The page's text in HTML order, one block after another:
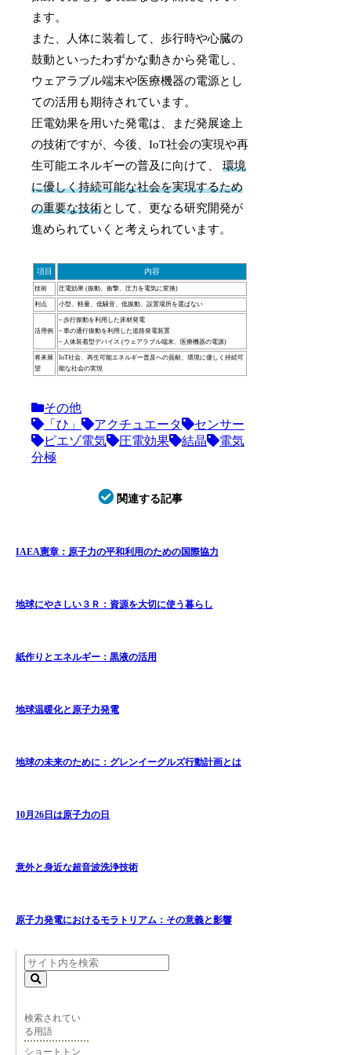
ます。
また、人体に装着して、歩行時や心臓の
鼓動といったわずかな動きから発電し、
ウェアラブル端末や医療機器の電源とし
ての活用も期待されています。
圧電効果を用いた発電は、まだ発展途上
の技術ですが、今後、IoT社会の実現や再
生可能エネルギーの普及に向けて、環境
に優しく持続可能な社会を実現するため
の重要な技術として、更なる研究開発が
進められていくと考えられています。
項目 内容
技術 圧電効果 (振動、衝撃、圧力を電気に変換)
利点 小型、軽量、低騒音、低振動、設置場所を選ばない
活用例
– 歩行振動を利用した床材発電
– 車の通行振動を利用した道路発電装置
– 人体装着型デバイス (ウェアラブル端末、医療機器の電源)
将来展
望
IoT社会、再生可能エネルギー普及への貢献、環境に優しく持続可
能な社会の実現
その他
「ひ」
アクチュエータ
センサー
ピエゾ電気
圧電効果 結晶
電気
分極
関連する記事
IAEA憲章：原子力の平和利用のための国際協力
地球にやさしい３Ｒ：資源を大切に使う暮らし
紙作りとエネルギー：黒液の活用
地球温暖化と原子力発電
地球の未来のために：グレンイーグルズ行動計画とは
10月26日は原子力の日
意外と身近な超音波洗浄技術
原子力発電におけるモラトリアム：その意義と影響
検索されてい
る用語
ショートトン